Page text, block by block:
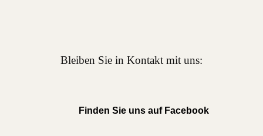
Bleiben Sie in Kontakt mit uns:
Finden Sie uns auf Facebook